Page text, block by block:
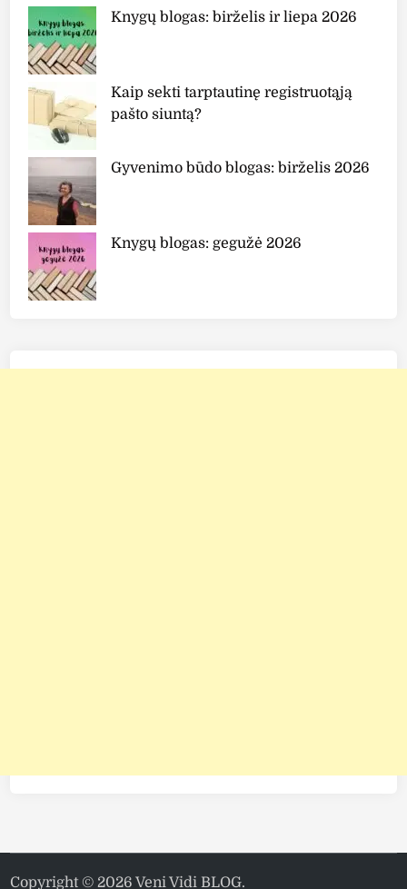
Knygų blogas: birželis ir liepa 2026
Kaip sekti tarptautinę registruotąją
pašto siuntą?
Gyvenimo būdo blogas: birželis 2026
Knygų blogas: gegužė 2026
Copyright © 2026Veni Vidi BLOG.